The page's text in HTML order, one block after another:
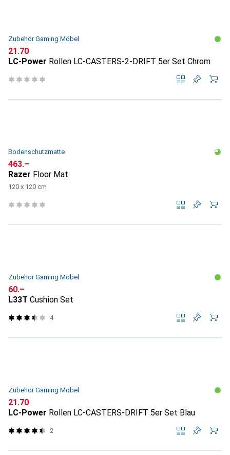
Zubehör Gaming Möbel
CHF
21.70
LC-Power Rollen LC-CASTERS-2-DRIFT 5er Set Chrom
Bodenschutzmatte
CHF
463.–
Razer Floor Mat
120 x 120 cm
Zubehör Gaming Möbel
CHF
60.–
L33T Cushion Set
4
Zubehör Gaming Möbel
CHF
21.70
LC-Power Rollen LC-CASTERS-DRIFT 5er Set Blau
2